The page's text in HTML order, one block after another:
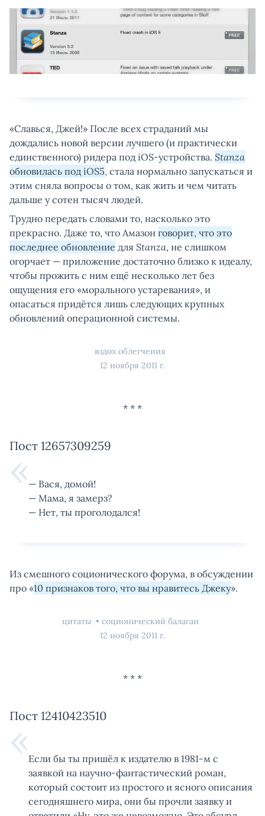
«Славься, Джей!» После всех страданий мы
дождались новой версии лучшего (и практически
единственного) ридера под iOS-устройства. Stanza
обновилась под iOS5, стала нормально запускаться и
этим сняла вопросы о том, как жить и чем читать
дальше у сотен тысяч людей.
Трудно передать словами то, насколько это
прекрасно. Даже то, что Амазон говорит, что это
последнее обновление для Stanza, не слишком
огорчает — приложение достаточно близко к идеалу,
чтобы прожить с ним ещё несколько лет без
ощущения его «морального устаревания», и
опасаться придётся лишь следующих крупных
обновлений операционной системы.
вздох облегчения
12 ноября 2011 г.
Пост 12657309259
— Вася, домой!
— Мама, я замерз?
— Нет, ты проголодался!
Из смешного соционического форума, в обсуждении
про «10 признаков того, что вы нравитесь Джеку».
цитаты
соционический балаган
12 ноября 2011 г.
Пост 12410423510
Если бы ты пришёл к издателю в 1981-м с
заявкой на научно-фантастический роман,
который состоит из простого и ясного описания
сегодняшнего мира, они бы прочли заявку и